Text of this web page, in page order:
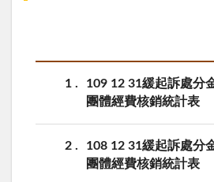
1
109 12 31緩起訴處分
團體經費核銷統計表
2
108 12 31緩起訴處分
團體經費核銷統計表